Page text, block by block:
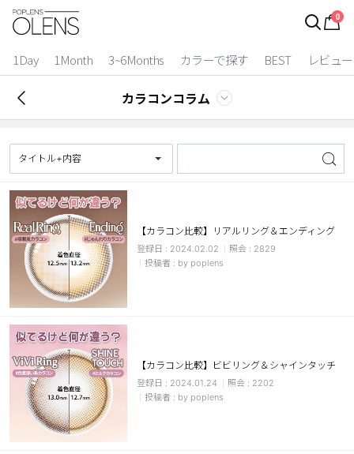
0
1Day 1Month 3~6Months カラーで探す BEST レビュー
ログイン
カラコン比較
今月限定特典
ベスト
カラコン
装着期間
1 Day
2 Weeks
1 Month
よりどりキット
カラー
ブラウン
チョコ
グレー
ブラック
ヘーゼル
カラコンコラム
タイトル+内容
【カラコン比較】リアルリング＆エンディング
2024.02.02
2829
by poplens
【カラコン比較】ビビリング＆シャインタッチ
2024.01.24
2202
by poplens